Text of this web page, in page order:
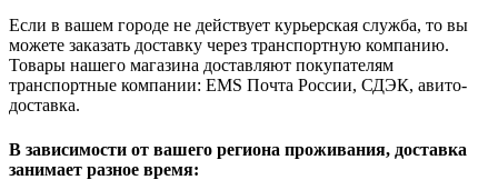
Если в вашем городе не действует курьерская служба, то вы
можете заказать доставку через транспортную компанию.
Товары нашего магазина доставляют покупателям
транспортные компании: EMS Почта России, СДЭК, авито-
доставка.
В зависимости от вашего региона проживания, доставка
занимает разное время: